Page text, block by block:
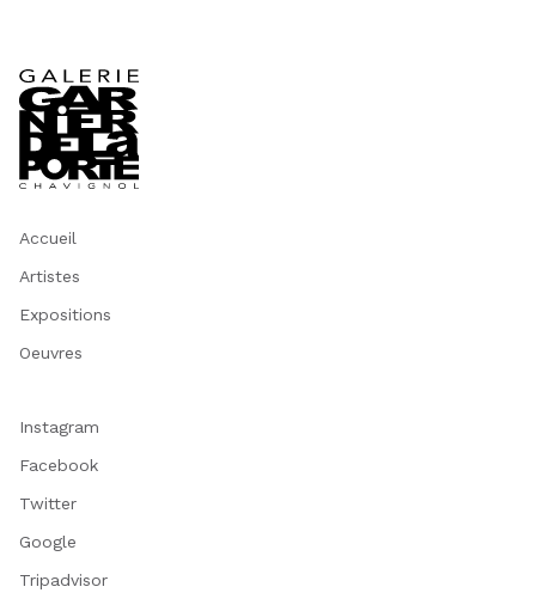
Accueil
Artistes
Expositions
Oeuvres
Instagram
Facebook
Twitter
Google
Tripadvisor